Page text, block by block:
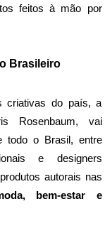
feitos à mão por
Brasileiro
criativas do país, a
Rosenbaum, vai
todo o Brasil, entre
e designers
autorais nas
bem-estar e